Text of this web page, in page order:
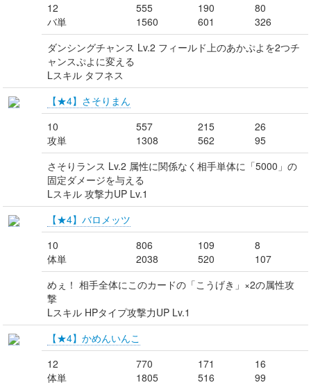
12
バ単
555
1560
190
601
80
326
ダンシングチャンス Lv.2 フィールド上のあかぷよを2つチ
ャンスぷよに変える
Lスキル タフネス
【★4】さそりまん
10
攻単
557
1308
215
562
26
95
さそりランス Lv.2 属性に関係なく相手単体に「5000」の
固定ダメージを与える
Lスキル 攻撃力UP Lv.1
【★4】バロメッツ
10
体単
806
2038
109
520
8
107
めぇ！ 相手全体にこのカードの「こうげき」×2の属性攻
撃
Lスキル HPタイプ攻撃力UP Lv.1
【★4】かめんいんこ
12
体単
770
1805
171
516
16
99